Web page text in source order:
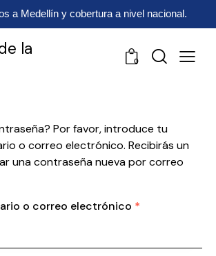
a Medellín y cobertura a nivel nacional.
0
Por favor, introduce tu
o correo electrónico. Recibirás un
una contraseña nueva por correo
o correo electrónico *